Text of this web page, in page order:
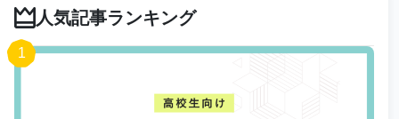
人気記事ランキング
1